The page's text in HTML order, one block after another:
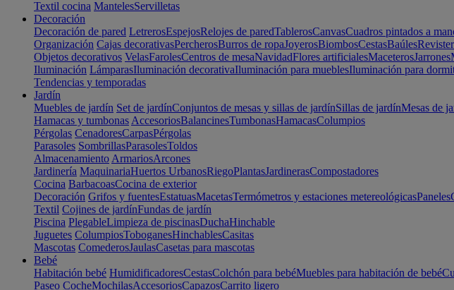
Textil cocina MantelesServilletas
Decoración
Decoración de pared LetrerosEspejosRelojes de paredTablerosCanvasCuadros pintados a
Organización Cajas decorativasPercherosBurros de ropaJoyerosBiombosCestasBaúles
Objetos decorativos VelasFarolesCentros de mesaNavidadFlores artificialesMaceterosJarrones
Iluminación LámparasIluminación decorativaIluminación para mueblesIluminación para
Tendencias y temporadas
Jardín
Muebles de jardín Set de jardínConjuntos de mesas y sillas de jardínSillas de jardínMesas de
Hamacas y tumbonas AccesoriosBalancinesTumbonasHamacasColumpios
Pérgolas CenadoresCarpasPérgolas
Parasoles SombrillasParasolesToldos
Almacenamiento ArmariosArcones
Jardinería MaquinariaHuertos UrbanosRiegoPlantasJardinerasCompostadores
Cocina BarbacoasCocina de exterior
Decoración Grifos y fuentesEstatuasMacetasTermómetros y estaciones metereológicasPaneles
Textil Cojines de jardínFundas de jardín
Piscina PlegableLimpieza de piscinasDuchaHinchable
Juguetes ColumpiosToboganesHinchablesCasitas
Mascotas ComederosJaulasCasetas para mascotas
Bebé
Habitación bebé HumidificadoresCestasColchón para bebéMuebles para habitación de bebé
Paseo CocheMochilasAccesoriosCapazosCarrito ligero